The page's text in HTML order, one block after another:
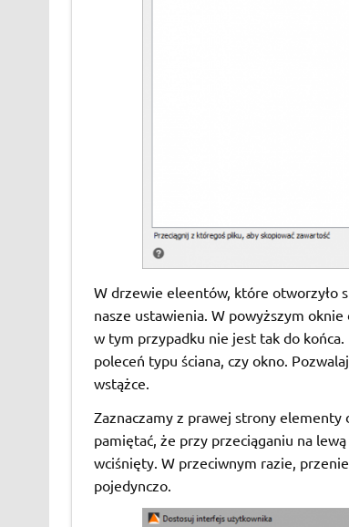
W drzewie eleentów, które otworzyło
nasze ustawienia. W powyższym
w tym przypadku nie jest tak do
poleceń typu ściana, czy okno.
wstążce.
Zaznaczamy z prawej strony
pamiętać, że przy przeciąganiu na
wciśnięty. W przeciwnym razie,
pojedynczo.